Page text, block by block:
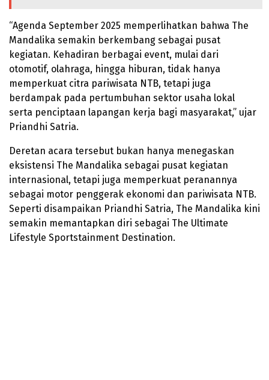
“Agenda September 2025 memperlihatkan bahwa The
Mandalika semakin berkembang sebagai pusat
kegiatan. Kehadiran berbagai event, mulai dari
otomotif, olahraga, hingga hiburan, tidak hanya
memperkuat citra pariwisata NTB, tetapi juga
berdampak pada pertumbuhan sektor usaha lokal
serta penciptaan lapangan kerja bagi masyarakat,” ujar
Priandhi Satria.
Deretan acara tersebut bukan hanya menegaskan
eksistensi The Mandalika sebagai pusat kegiatan
internasional, tetapi juga memperkuat peranannya
sebagai motor penggerak ekonomi dan pariwisata NTB.
Seperti disampaikan Priandhi Satria, The Mandalika kini
semakin memantapkan diri sebagai The Ultimate
Lifestyle Sportstainment Destination.